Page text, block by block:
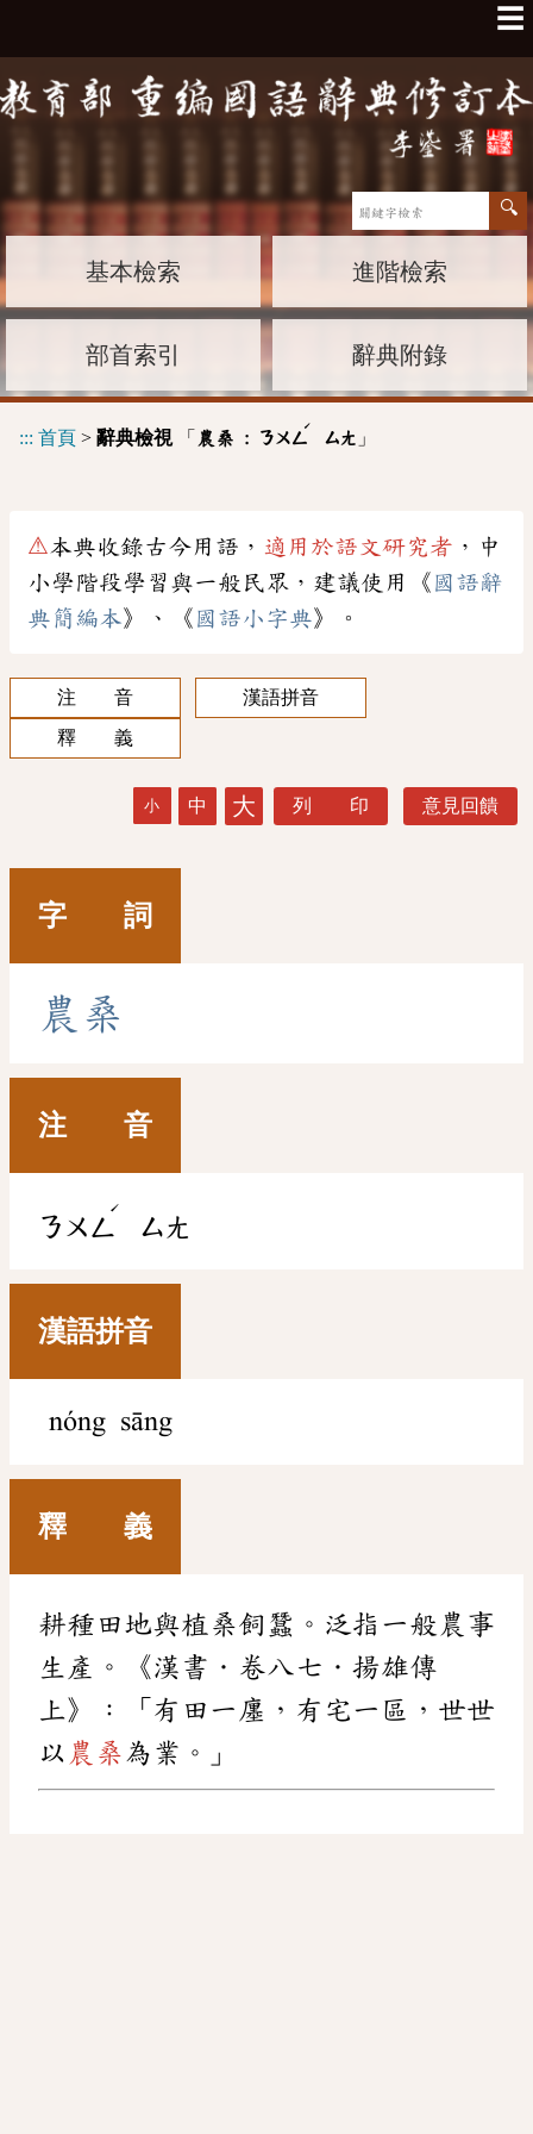
☰
基本檢索 進階檢索
部首索引 辭典附錄
::: 首頁 > 辭典檢視「 農桑 : ㄋㄨㄥ
ˊ
ㄙㄤ 」
⚠本典收錄古今用語， 適用於語文研究者 ，中
小學階段學習與一般民眾，建議使用《 國語辭
典簡編本》、《 國語小字典》。
注 音
漢語拼音
釋 義
小 中 大 列 印 意見回饋
字 詞
農 桑
注 音
ㄋㄨㄥ
ˊ
ㄙㄤ
漢語拼音
nóng sāng
釋 義
耕種田地與植桑飼蠶。泛指一般農事
生產。《漢書．卷八七．揚雄傳
上》：「有田一廛，有宅一區，世世
以 農桑為業。」